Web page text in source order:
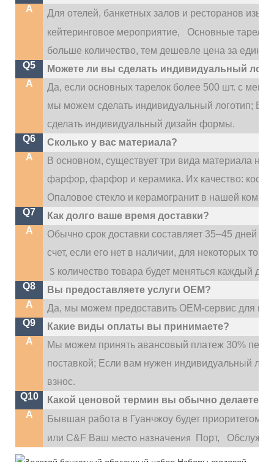
A
Для отелей, банкетных залов и ресторанов
кейтеринговое мероприятие,
Основные
больше количество, тем дешевле цена за
Q5
Можете ли вы сделать индивидуальный
A
Да, если основных тарелок более 500 шт. с
мы можем сделать индивидуальный логотип;
сделать индивидуальный дизайн формы.
Q6
Сколько у вас материала?
A
В основном, существует три вида материала
фарфор, фарфор и керамика. Их качество:
Опаловое стекло и керамогранит в нашей
Q7
Как долго ваше время доставки?
A
Обычно срок доставки составляет 35–45 дней
счет, если его нет в наличии, для некоторых
S количество товара будет меняться каждый
Q8
Вы предоставляете услуги OEM?
A
Да, мы можем предоставить OEM-сервис для
Q9
Какие виды оплаты вы принимаете?
A
Мы можем принять авансовый платеж 30%
поставкой; Если вам нужен индивидуальный
взнос.
Q10
Какой ценовой термин вы обычно делаете?
A
Бывшая работа в Гуанчжоу будет приоритетом,
или C&F Ваш место назначения Порт,